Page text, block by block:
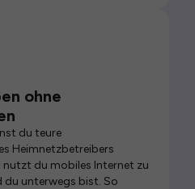
ohne
du teure
Heimnetzbetreibers
du mobiles Internet zu
du unterwegs bist. So